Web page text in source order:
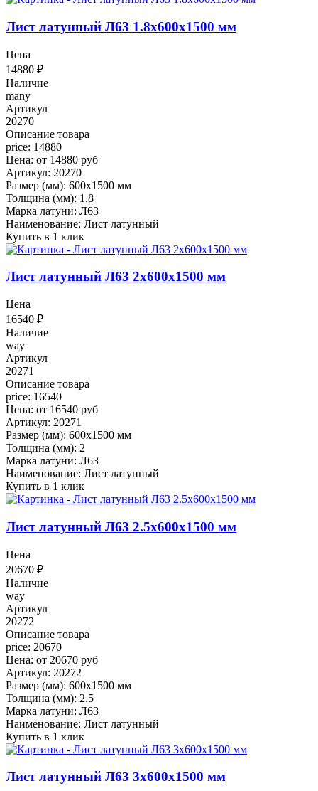
Лист латунный Л63 1.8x600x1500 мм
Цена
14880 ₽
Наличие
many
Артикул
20270
Описание товара
price: 14880
Цена: от 14880 руб
Артикул: 20270
Размер (мм): 600x1500 мм
Толщина (мм): 1.8
Марка латуни: Л63
Наименование: Лист латунный
Купить в 1 клик
Лист латунный Л63 2x600x1500 мм
Цена
16540 ₽
Наличие
way
Артикул
20271
Описание товара
price: 16540
Цена: от 16540 руб
Артикул: 20271
Размер (мм): 600x1500 мм
Толщина (мм): 2
Марка латуни: Л63
Наименование: Лист латунный
Купить в 1 клик
Лист латунный Л63 2.5x600x1500 мм
Цена
20670 ₽
Наличие
way
Артикул
20272
Описание товара
price: 20670
Цена: от 20670 руб
Артикул: 20272
Размер (мм): 600x1500 мм
Толщина (мм): 2.5
Марка латуни: Л63
Наименование: Лист латунный
Купить в 1 клик
Лист латунный Л63 3x600x1500 мм